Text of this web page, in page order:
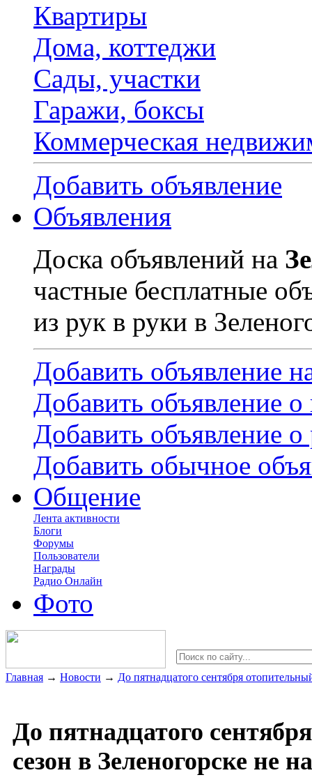
Квартиры
Дома, коттеджи
Сады, участки
Гаражи, боксы
Коммерческая
Добавить объявление
Объявления
Доска объявлений на
частные бесплатные
из рук в руки в
Добавить объявление
Добавить объявление
Добавить объявление о
Добавить обычное
Общение
Лента активности
Блоги
Форумы
Пользователи
Награды
Радио Онлайн
Фото
Главная → Новости → До пятнадцатого сентября
До пятнадцатого
сезон в Зеленогорске не